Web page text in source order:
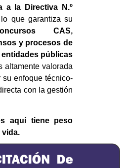
a la Directiva N.º
que garantiza su
CAS,
y procesos de
públicas
altamente valorada
enfoque técnico-
con la gestión
aquí tiene peso
vida.